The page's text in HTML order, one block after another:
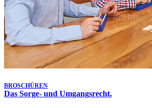
BROSCHÜREN
Das Sorge- und Umgangsrecht.